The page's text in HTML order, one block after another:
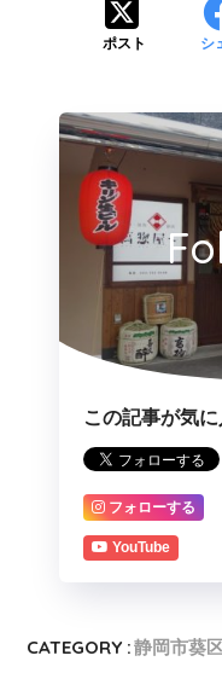
ポスト シ
この記事が気
フォローする
YouTube
CATEGORY :静岡市葵